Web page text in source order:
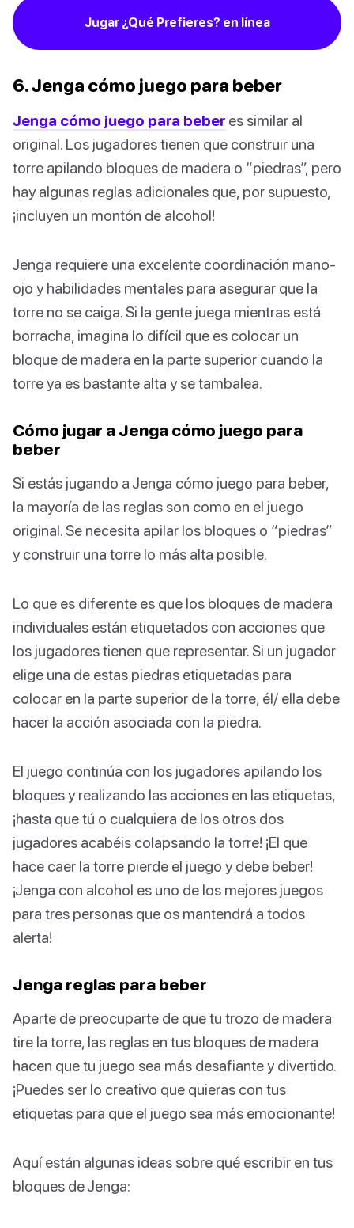
Jugar ¿Qué Prefieres? en línea
6. Jenga cómo juego para beber
Jenga cómo juego para beber es similar al
original. Los jugadores tienen que construir una
torre apilando bloques de madera o “piedras”, pero
hay algunas reglas adicionales que, por supuesto,
¡incluyen un montón de alcohol!
Jenga requiere una excelente coordinación mano-
ojo y habilidades mentales para asegurar que la
torre no se caiga. Si la gente juega mientras está
borracha, imagina lo difícil que es colocar un
bloque de madera en la parte superior cuando la
torre ya es bastante alta y se tambalea.
Cómo jugar a Jenga cómo juego para
beber
Si estás jugando a Jenga cómo juego para beber,
la mayoría de las reglas son como en el juego
original. Se necesita apilar los bloques o “piedras”
y construir una torre lo más alta posible.
Lo que es diferente es que los bloques de madera
individuales están etiquetados con acciones que
los jugadores tienen que representar. Si un jugador
elige una de estas piedras etiquetadas para
colocar en la parte superior de la torre, él/ ella debe
hacer la acción asociada con la piedra.
El juego continúa con los jugadores apilando los
bloques y realizando las acciones en las etiquetas,
¡hasta que tú o cualquiera de los otros dos
jugadores acabéis colapsando la torre! ¡El que
hace caer la torre pierde el juego y debe beber!
¡Jenga con alcohol es uno de los mejores juegos
para tres personas que os mantendrá a todos
alerta!
Jenga reglas para beber
Aparte de preocuparte de que tu trozo de madera
tire la torre, las reglas en tus bloques de madera
hacen que tu juego sea más desafiante y divertido.
¡Puedes ser lo creativo que quieras con tus
etiquetas para que el juego sea más emocionante!
Aquí están algunas ideas sobre qué escribir en tus
bloques de Jenga: